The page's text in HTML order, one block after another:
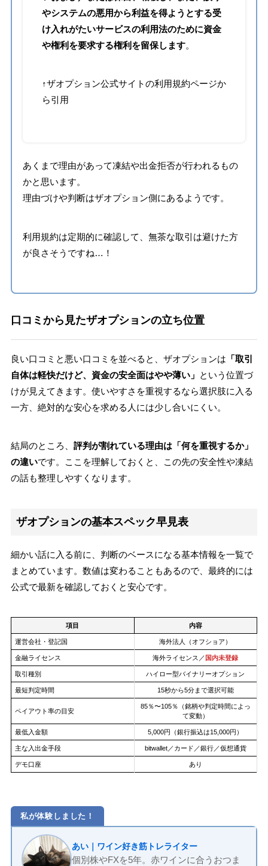
やシステムの悪用から利益を得ようとする受
け入れがたいサービスの利用法のために資金
や権利を要求する権利を留保します。
↑ザオプション公式サイトの利用規約ページか
ら引用
あくまで理由があって凍結や出金拒否が行われるもの
かと思います。
理由づけや判断はザオプション側にあるようです。
利用規約は定期的に確認して、無茶な取引は避けた方
が良さそうですね…！
口コミから見たザオプションの立ち位置
良い口コミと悪い口コミを並べると、ザオプションは 「取引
自体は軽快だけど、資金の安全面はやや薄い」 という位置づ
けが見えてきます。使いやすさを重視するなら選択肢に入る
一方、絶対的な安心を求める人には少し合いにくい。
結局のところ、 評判が割れている理由は「何を重視するか」
の違いです。ここを理解しておくと、この先の安全性や凍結
の話も整理しやすくなります。
ザオプションの基本スペック早見表
細かい話に入る前に、判断のベースになる基本情報を一覧で
まとめています。数値は変わることもあるので、最終的には
公式で最新を確認しておくと安心です。
項目 内容
運営会社・登記国 海外法人（オフショア）
金融ライセンス 海外ライセンス／ 国内未登録
取引種別 ハイロー型バイナリーオプション
最短判定時間 15秒から5分まで選択可能
ペイアウト率の目安
85％〜105％（銘柄や判定時間によっ
て変動）
最低入金額 5,000円（銀行振込は15,000円）
主な入出金手段 bitwallet／カード／銀行／仮想通貨
デモ口座 あり
私が体験しました！
あい｜ワイン好き筋トレライター
個別株やFXを5年。赤ワインに合うおつま